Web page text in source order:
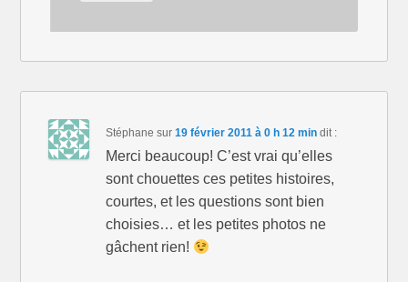
Stéphane sur19 février 2011 à 0 h 12 min dit :
Merci beaucoup! C’est vrai qu’elles
sont chouettes ces petites histoires,
courtes, et les questions sont bien
choisies… et les petites photos ne
gâchent rien!